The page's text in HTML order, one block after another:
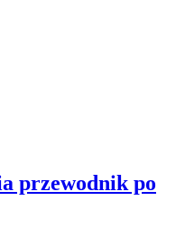
przewodnik po